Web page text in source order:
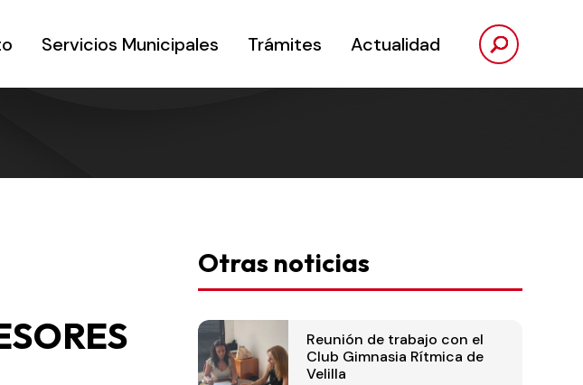
Servicios Municipales Trámites Actualidad
Otras noticias
Reunión de trabajo con el
Club Gimnasia Rítmica de
Velilla